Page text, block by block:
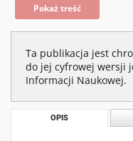
Pokaż treść
Ta publikacja jest
do jej cyfrowej wersji
Informacji Naukowej.
OPIS